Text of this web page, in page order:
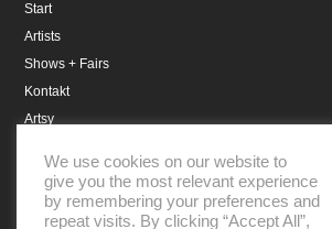
Start
Artists
Shows + Fairs
Kontakt
Artsy
Impressum
We use cookies on our website to
give you the most relevant experience
by remembering your preferences and
repeat visits. By clicking “Accept All”,